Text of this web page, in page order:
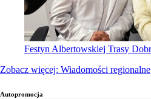
Festyn Albertowskiej Trasy
Zobacz więcej: Wiadomości regionalne
Autopromocja